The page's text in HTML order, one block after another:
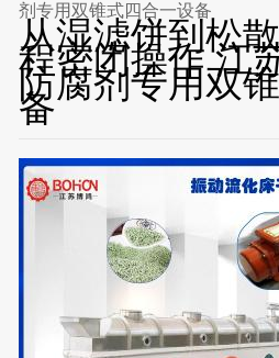
剂专用双锥式四合一设备
从湿滤饼到松
程密闭操作 江
防腐剂专用双
备